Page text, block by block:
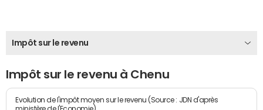
Impôt sur le revenu
Impôt sur le revenu à Chenu
Evolution de l'impôt moyen sur le revenu (Source : JDN d'après